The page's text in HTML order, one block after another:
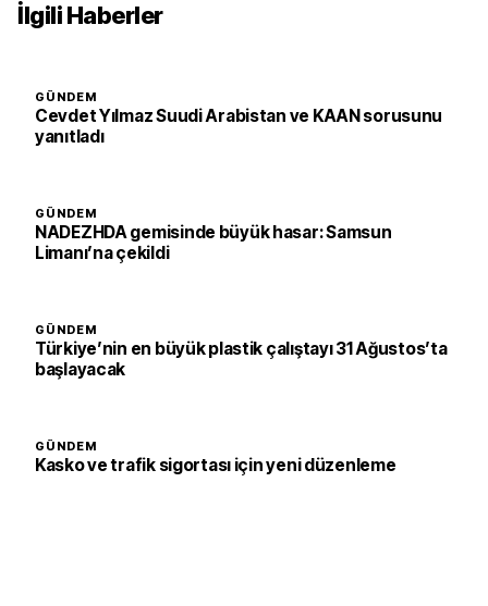
İlgili Haberler
GÜNDEM
Cevdet Yılmaz Suudi Arabistan ve KAAN sorusunu
yanıtladı
GÜNDEM
NADEZHDA gemisinde büyük hasar: Samsun
Limanı’na çekildi
GÜNDEM
Türkiye’nin en büyük plastik çalıştayı 31 Ağustos’ta
başlayacak
GÜNDEM
Kasko ve trafik sigortası için yeni düzenleme